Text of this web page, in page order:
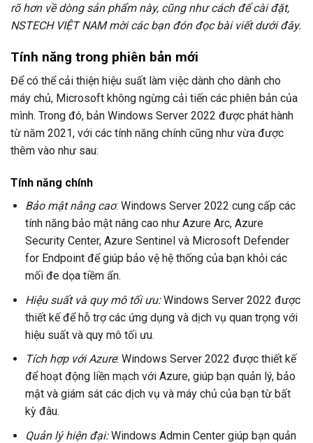
rõ hơn về dòng sản phẩm này, cũng như cách để cài đặt,
NSTECH VIỆT NAM mời các bạn đón đọc bài viết dưới đây.
Tính năng trong phiên bản mới
Để có thể cải thiện hiệu suất làm việc dành cho dành cho
máy chủ, Microsoft không ngừng cải tiến các phiên bản của
mình. Trong đó, bản Windows Server 2022 được phát hành
từ năm 2021, với các tính năng chính cũng như vừa được
thêm vào như sau:
Tính năng chính
Bảo mật nâng cao: Windows Server 2022 cung cấp các
tính năng bảo mật nâng cao như Azure Arc, Azure
Security Center, Azure Sentinel và Microsoft Defender
for Endpoint để giúp bảo vệ hệ thống của bạn khỏi các
mối đe dọa tiềm ẩn.
Hiệu suất và quy mô tối ưu:Windows Server 2022 được
thiết kế để hỗ trợ các ứng dụng và dịch vụ quan trọng với
hiệu suất và quy mô tối ưu.
Tích hợp với Azure: Windows Server 2022 được thiết kế
để hoạt động liền mạch với Azure, giúp bạn quản lý, bảo
mật và giám sát các dịch vụ và máy chủ của bạn từ bất
kỳ đâu.
Quản lý hiện đại:Windows Admin Center giúp bạn quản